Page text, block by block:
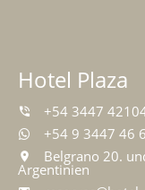
Hotel Plaza
+54 3447
+54 9 3447 46
Belgrano 20.
Argentinien